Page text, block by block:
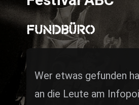
ZUM SHOP
Kontakt
Rückblicke
FUNDBÜRO
Wer etwas gefunden
an die Leute am